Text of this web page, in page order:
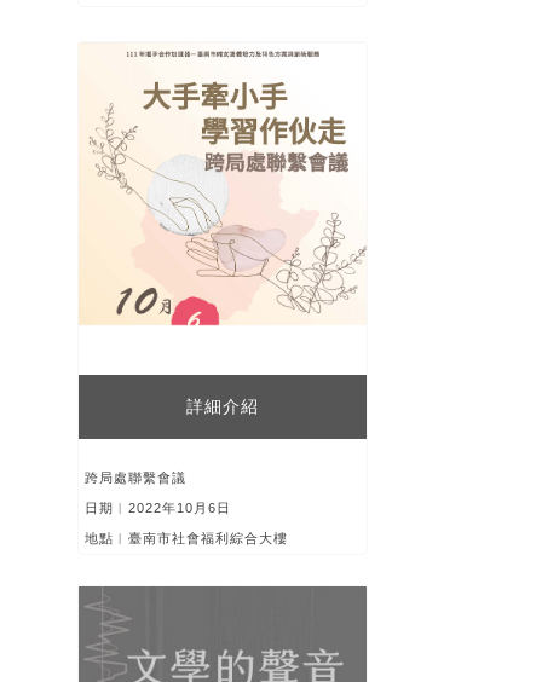
詳細介紹
跨局處聯繫會議
日期︱2022年10月6日
地點︱臺南市社會福利綜合大樓